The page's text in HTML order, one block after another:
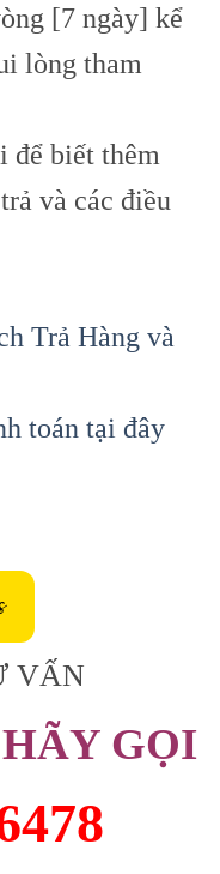
[7 ngày] kể
lòng tham
để biết thêm
và các điều
Trả Hàng và
toán tại đây
VẤN
GỌI